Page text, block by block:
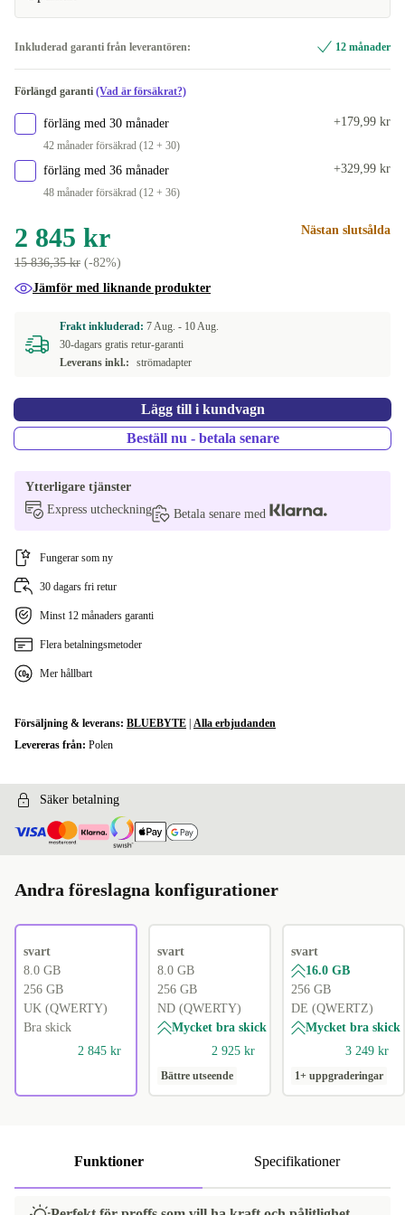
512 GB
2000 GB
4000 GB
+970 kr
DE (QWERTZ) +970 kr
CZ (QWERTZ) +970 kr
Tillgänglig i andra konfigurationer
DK (QWERTY) +150 kr
SE (QWERTY)
FR (AZERTY)
ES (QWERTY) +544 kr
Inkluderad garanti från leverantören: 12 månader
Förlängd garanti (Vad är försäkrat?)
förläng med 30 månader
42 månader försäkrad (12 + 30)
+179,99 kr
förläng med 36 månader
48 månader försäkrad (12 + 36)
+329,99 kr
2 845 kr
15 836,35 kr (-82%)
Nästan slutsålda
Jämför med liknande produkter
Frakt inkluderad: 7 Aug. - 10 Aug.
30-dagars gratis retur-garanti
Leverans inkl.:
strömadapter
Lägg till i kundvagn
Beställ nu - betala senare
Ytterligare tjänster
Express utcheckning
Betala senare med
Fungerar som ny
30 dagars fri retur
Minst 12 månaders garanti
Flera betalningsmetoder
Mer hållbart
Försäljning & leverans: BLUEBYTE Alla erbjudanden
Levereras från: Polen
Säker betalning
Andra föreslagna konfigurationer
svart
8.0 GB
256 GB
UK (QWERTY)
Bra skick
2 845 kr
svart
8.0 GB
256 GB
ND (QWERTY)
Mycket bra skick
2 925 kr
Bättre utseende
svart
16.0 GB
256 GB
DE (QWERTZ)
Mycket bra skick
3 249 kr
1+ uppgraderingar
Funktioner Specifikationer